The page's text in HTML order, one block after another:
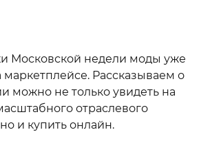
Московской недели моды уже
Рассказываем о
можно не только увидеть на
отраслевого
и купить онлайн.